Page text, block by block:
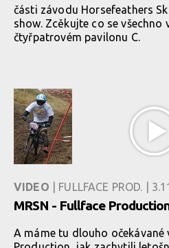
části závodu Horsefeathers
show. Zcěkujte co se
čtyřpatrovém pavilonu C.
VIDEO | FULLFACE PROD. |
MRSN - Fullface
A máme tu dlouho očekávané